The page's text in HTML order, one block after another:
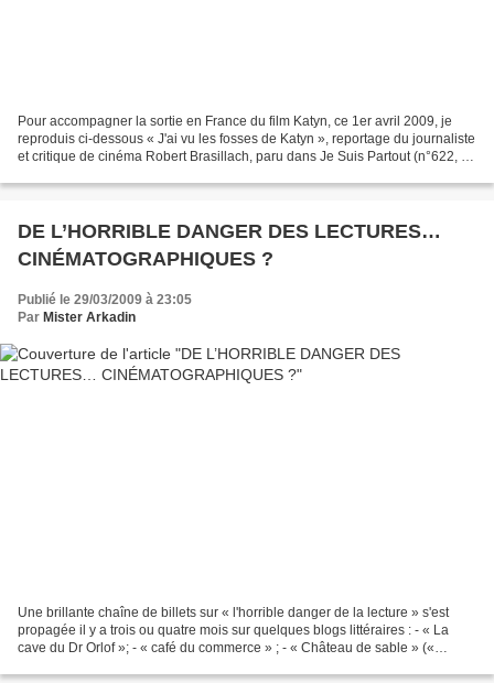
Pour accompagner la sortie en France du film Katyn, ce 1er avril 2009, je
reproduis ci-dessous « J'ai vu les fosses de Katyn », reportage du journaliste
et critique de cinéma Robert Brasillach, paru dans Je Suis Partout (n°622, 9
DE L’HORRIBLE DANGER DES LECTURES…
CINÉMATOGRAPHIQUES ?
Publié le 29/03/2009 à 23:05
Par Mister Arkadin
Une brillante chaîne de billets sur « l'horrible danger de la lecture » s'est
propagée il y a trois ou quatre mois sur quelques blogs littéraires : - « La
cave du Dr Orlof »; - « café du commerce » ; - « Château de sable » («